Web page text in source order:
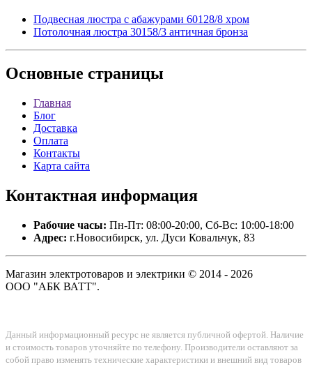
Подвесная люстра с абажурами 60128/8 хром
Потолочная люстра 30158/3 античная бронза
Основные страницы
Главная
Блог
Доставка
Оплата
Контакты
Карта сайта
Контактная информация
Рабочие часы: Пн-Пт: 08:00-20:00, Сб-Вс: 10:00-18:00
Адрес: г.Новосибирск, ул. Дуси Ковальчук, 83
Магазин электротоваров и электрики © 2014 - 2026
ООО "АБК ВАТТ".
Данный информационный ресурс не является публичной офертой. Наличие
и стоимость товаров уточняйте по телефону. Производители оставляют за
собой право изменять технические характеристики и внешний вид товаров